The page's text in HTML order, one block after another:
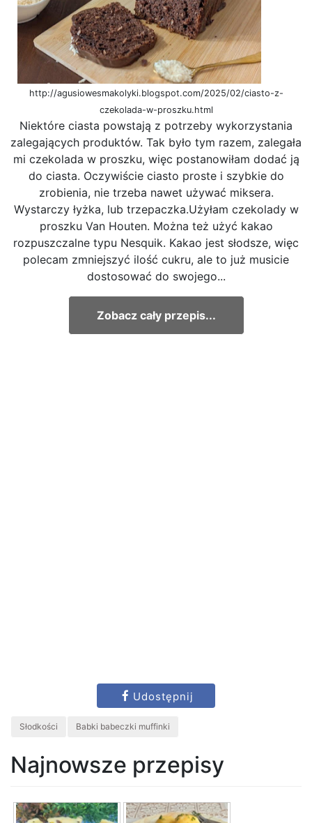
http://agusiowesmakolyki.blogspot.com/2025/02/ciasto-z-
czekolada-w-proszku.html
Niektóre ciasta powstają z potrzeby wykorzystania
zalegających produktów. Tak było tym razem, zalegała
mi czekolada w proszku, więc postanowiłam dodać ją
do ciasta. Oczywiście ciasto proste i szybkie do
zrobienia, nie trzeba nawet używać miksera.
Wystarczy łyżka, lub trzepaczka.Użyłam czekolady w
proszku Van Houten. Można też użyć kakao
rozpuszczalne typu Nesquik. Kakao jest słodsze, więc
polecam zmniejszyć ilość cukru, ale to już musicie
dostosować do swojego...
Zobacz cały przepis...
Udostępnij
Słodkości Babki babeczki muffinki
Najnowsze przepisy